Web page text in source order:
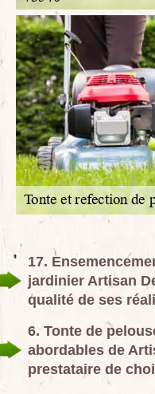
17.
jardinier Artisan
qualité de ses
6. Tonte de
abordables de
prestataire de